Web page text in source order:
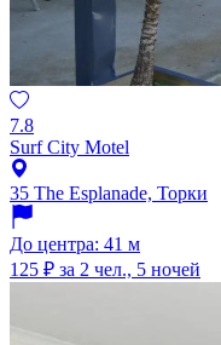
7.8
Surf City Motel
35 The Esplanade, Торки
До центра: 41 м
125 ₽ за 2 чел., 5 ночей